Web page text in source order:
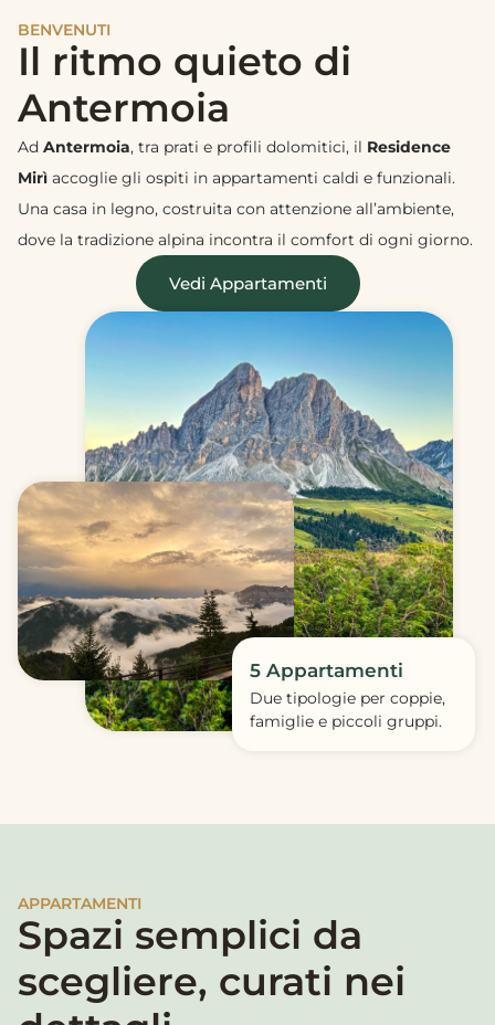
BENVENUTI
Il ritmo quieto di
Antermoia
Ad Antermoia, tra prati e profili dolomitici, il Residence
Mirì accoglie gli ospiti in appartamenti caldi e funzionali.
Una casa in legno, costruita con attenzione all’ambiente,
dove la tradizione alpina incontra il comfort di ogni giorno.
Vedi Appartamenti
5 Appartamenti
Due tipologie per coppie,
famiglie e piccoli gruppi.
APPARTAMENTI
Spazi semplici da
scegliere, curati nei